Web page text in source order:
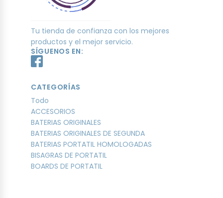
Tu tienda de confianza con los mejores
productos y el mejor servicio.
SÍGUENOS EN:
CATEGORÍAS
Todo
ACCESORIOS
BATERIAS ORIGINALES
BATERIAS ORIGINALES DE SEGUNDA
BATERIAS PORTATIL HOMOLOGADAS
BISAGRAS DE PORTATIL
BOARDS DE PORTATIL